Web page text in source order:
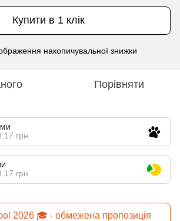
Купити в 1 клік
накопичувальної знижки
Порівняти
грн
грн
2026 🎓 - обмежена пропозиція